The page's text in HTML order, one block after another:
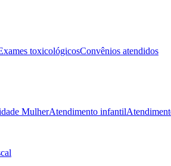
toxicológicosConvênios atendidos
MulherAtendimento infantil